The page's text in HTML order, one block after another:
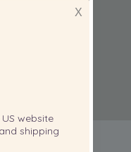
X
US website
shipping